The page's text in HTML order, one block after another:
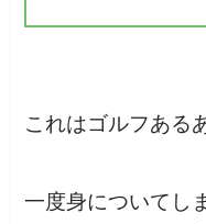
これはゴルフある
一度身についてし